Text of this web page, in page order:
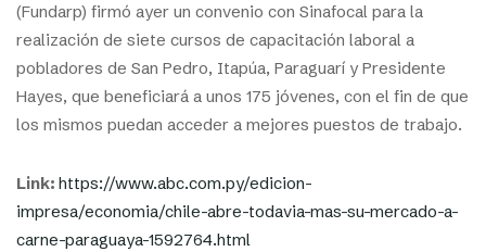
(Fundarp) firmó ayer un convenio con Sinafocal para la
realización de siete cursos de capacitación laboral a
pobladores de San Pedro, Itapúa, Paraguarí y Presidente
Hayes, que beneficiará a unos 175 jóvenes, con el fin de que
los mismos puedan acceder a mejores puestos de trabajo.
Link: https://www.abc.com.py/edicion-
impresa/economia/chile-abre-todavia-mas-su-mercado-a-
carne-paraguaya-1592764.html